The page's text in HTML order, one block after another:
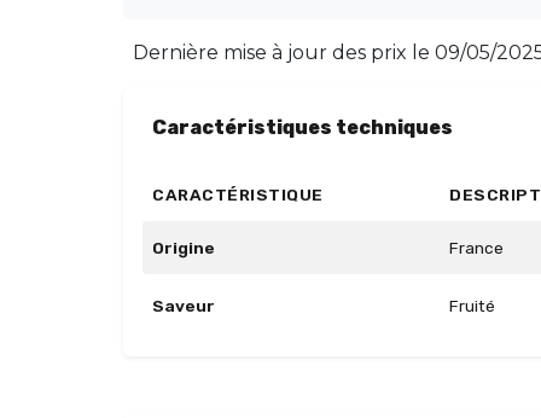
Dernière mise à jour des prix le 09/05/2025
Caractéristiques techniques
CARACTÉRISTIQUE
Origine France
Saveur Fruité